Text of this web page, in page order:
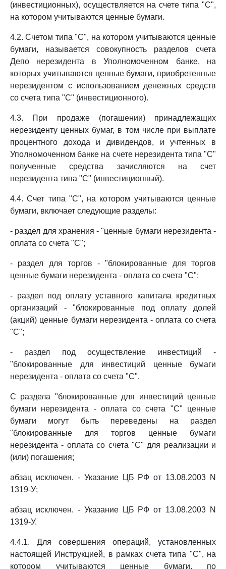
(инвестиционных), осуществляется на счете типа "С",
на котором учитываются ценные бумаги.
4.2. Счетом типа "С", на котором учитываются ценные
бумаги, называется совокупность разделов счета
Депо нерезидента в Уполномоченном банке, на
которых учитываются ценные бумаги, приобретенные
нерезидентом с использованием денежных средств
со счета типа "С" (инвестиционного).
4.3. При продаже (погашении) принадлежащих
нерезиденту ценных бумаг, в том числе при выплате
процентного дохода и дивидендов, и учтенных в
Уполномоченном банке на счете нерезидента типа "С"
полученные средства зачисляются на счет
нерезидента типа "С" (инвестиционный).
4.4. Счет типа "С", на котором учитываются ценные
бумаги, включает следующие разделы:
- раздел для хранения - "ценные бумаги нерезидента -
оплата со счета "С";
- раздел для торгов - "блокированные для торгов
ценные бумаги нерезидента - оплата со счета "С";
- раздел под оплату уставного капитала кредитных
организаций - "блокированные под оплату долей
(акций) ценные бумаги нерезидента - оплата со счета
"С";
- раздел под осуществление инвестиций -
"блокированные для инвестиций ценные бумаги
нерезидента - оплата со счета "С".
С раздела "блокированные для инвестиций ценные
бумаги нерезидента - оплата со счета "С" ценные
бумаги могут быть переведены на раздел
"блокированные для торгов ценные бумаги
нерезидента - оплата со счета "С" для реализации и
(или) погашения;
абзац исключен. - Указание ЦБ РФ от 13.08.2003 N
1319-У;
абзац исключен. - Указание ЦБ РФ от 13.08.2003 N
1319-У.
4.4.1. Для совершения операций, установленных
настоящей Инструкцией, в рамках счета типа "С", на
котором учитываются ценные бумаги, по